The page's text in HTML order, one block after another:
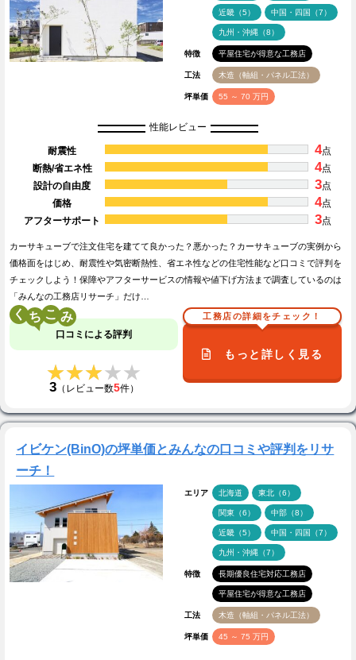
近畿（5） 中国・四国（7）
九州・沖縄（8）
特徴 平屋住宅が得意な工務店
工法 木造（軸組・パネル工法）
坪単価 55 ～ 70 万円
性能レビュー
耐震性 4点
断熱/省エネ性
4点
設計の自由度
3点
価格
4点
アフターサポート
3点
カーサキューブで注文住宅を建てて良かった？悪かった？カーサキューブの実例から
価格面をはじめ、耐震性や気密断熱性、省エネ性などの住宅性能など口コミで評判を
チェックしよう！保障やアフターサービスの情報や値下げ方法まで調査しているのは
「みんなの工務店リサーチ」だけ…
く こ
口コミによる評判
★★★★★
★★★★★
3（レビュー数5件）
工務店の詳細をチェック！
もっと詳しく見る
イビケン(BinO)の坪単価とみんなの口コミや評判をリサ
ーチ！
エリア 北海道 東北（6）
関東（6） 中部（8）
近畿（5） 中国・四国（7）
九州・沖縄（7）
特徴 長期優良住宅対応工務店
平屋住宅が得意な工務店
工法 木造（軸組・パネル工法）
坪単価 45 ～ 75 万円